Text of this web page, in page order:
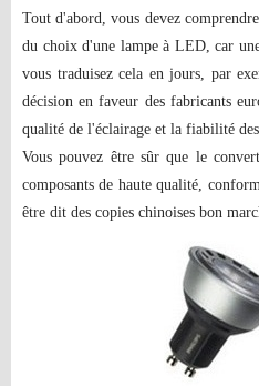
Tout d'abord, vous devez
du choix d'une lampe à LED, car
vous traduisez cela en jours, par
décision en faveur des fabricants
qualité de l'éclairage et la fiabilité
Vous pouvez être sûr que le
composants de haute qualité,
être dit des copies chinoises bon